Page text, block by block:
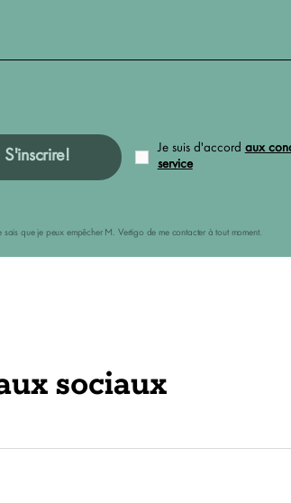
S'inscrire! Je suis d'accord aux
service
que je peux empêcher M. Vertigo de me contacter à tout moment.
sociaux